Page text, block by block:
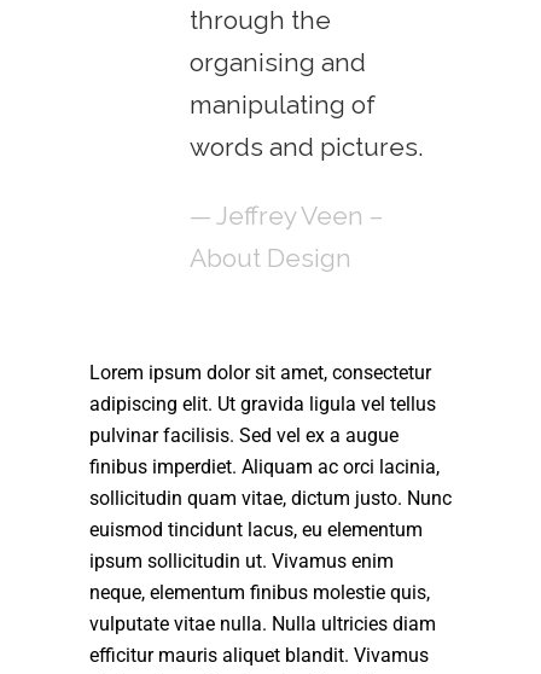
through the
organising and
manipulating of
words and pictures.
— Jeffrey Veen –
About Design
Lorem ipsum dolor sit amet, consectetur
adipiscing elit. Ut gravida ligula vel tellus
pulvinar facilisis. Sed vel ex a augue
finibus imperdiet. Aliquam ac orci lacinia,
sollicitudin quam vitae, dictum justo. Nunc
euismod tincidunt lacus, eu elementum
ipsum sollicitudin ut. Vivamus enim
neque, elementum finibus molestie quis,
vulputate vitae nulla. Nulla ultricies diam
efficitur mauris aliquet blandit. Vivamus